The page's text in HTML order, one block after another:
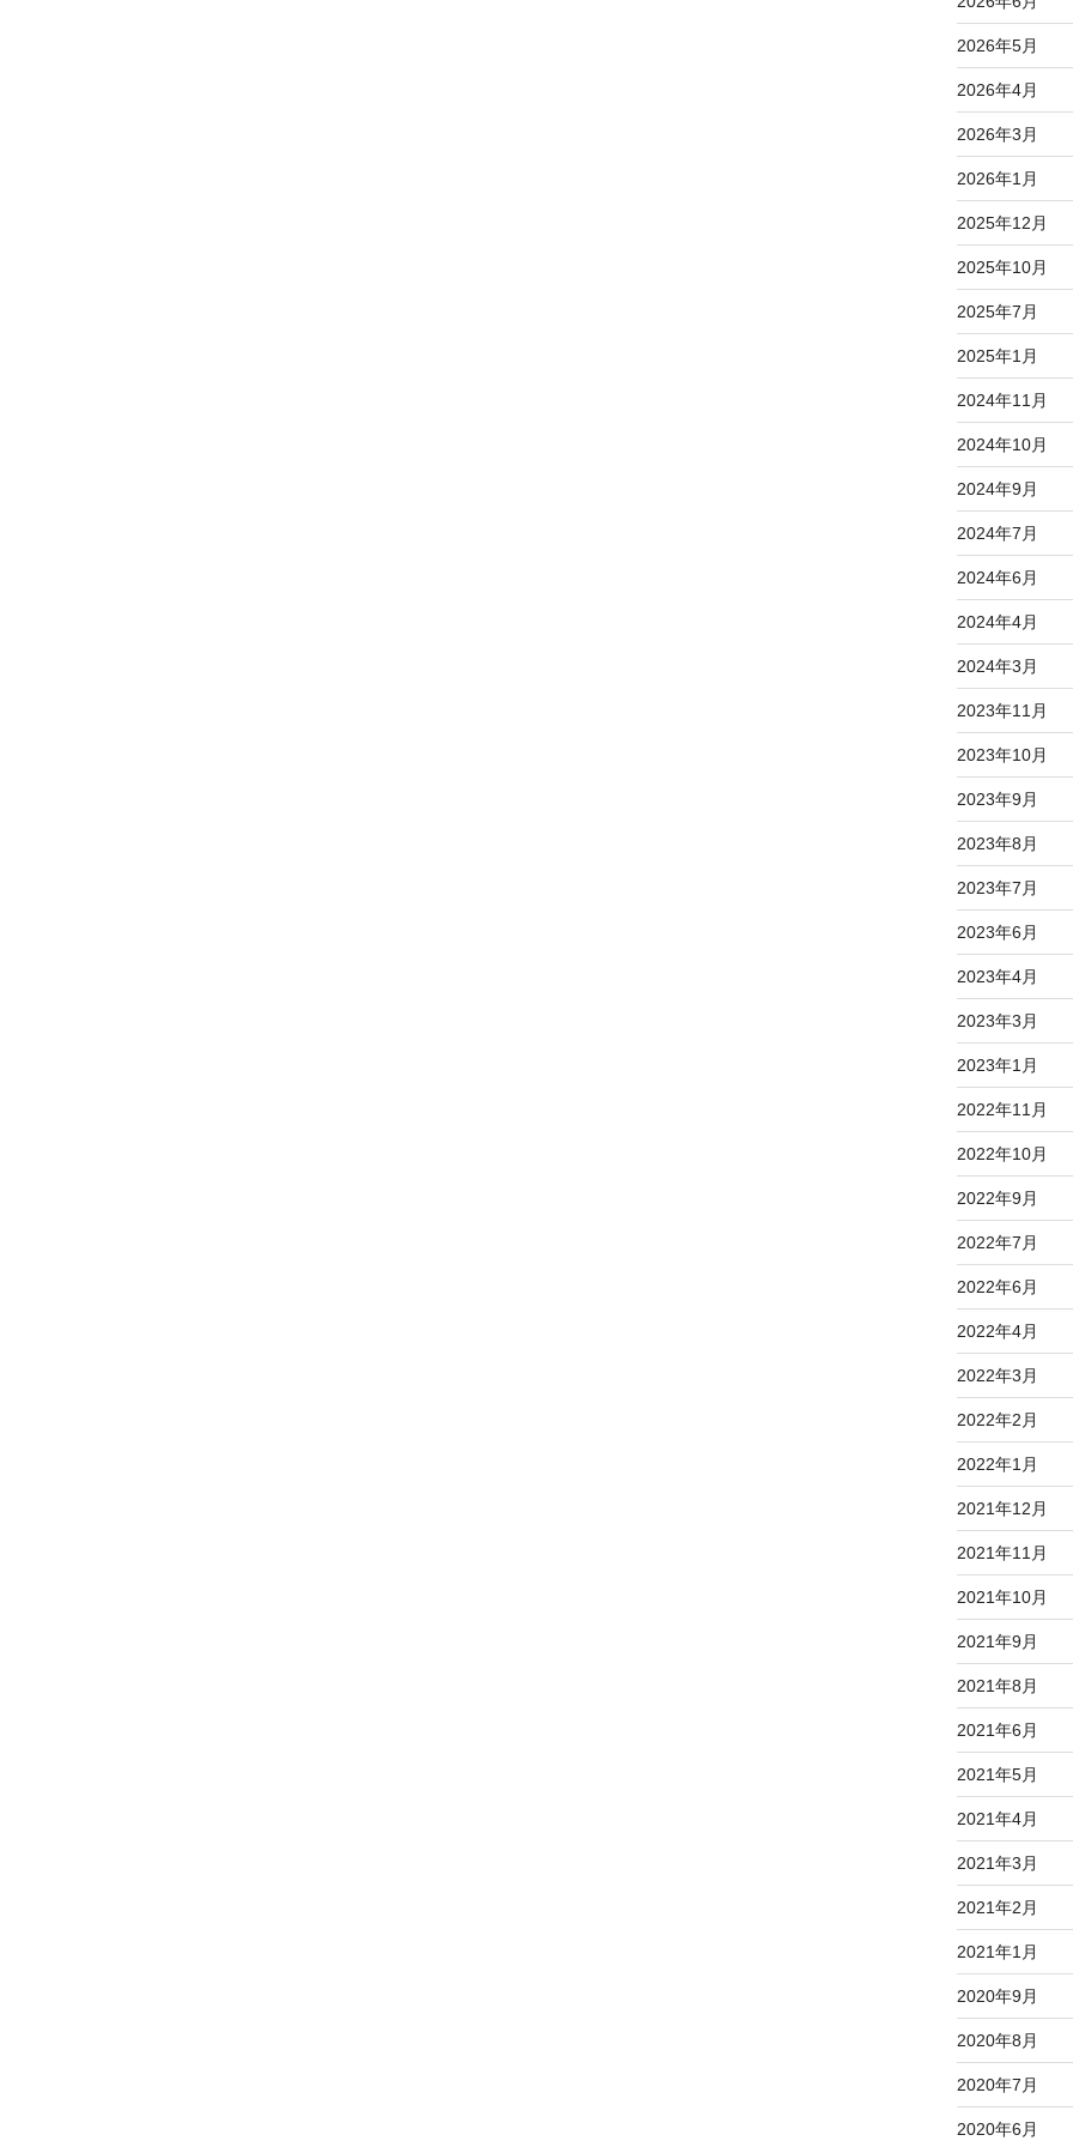
2026年5月
2026年4月
2026年3月
2026年1月
2025年12月
2025年10月
2025年7月
2025年1月
2024年11月
2024年10月
2024年9月
2024年7月
2024年6月
2024年4月
2024年3月
2023年11月
2023年10月
2023年9月
2023年8月
2023年7月
2023年6月
2023年4月
2023年3月
2023年1月
2022年11月
2022年10月
2022年9月
2022年7月
2022年6月
2022年4月
2022年3月
2022年2月
2022年1月
2021年12月
2021年11月
2021年10月
2021年9月
2021年8月
2021年6月
2021年5月
2021年4月
2021年3月
2021年2月
2021年1月
2020年9月
2020年8月
2020年7月
2020年6月